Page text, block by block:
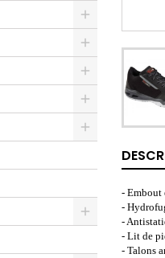
- Embout
-
-
- Lit de
- Talons